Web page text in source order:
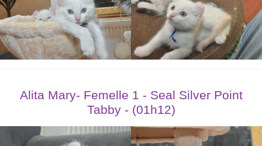
Alita Mary- Femelle 1 - Seal Silver Point
Tabby - (01h12)